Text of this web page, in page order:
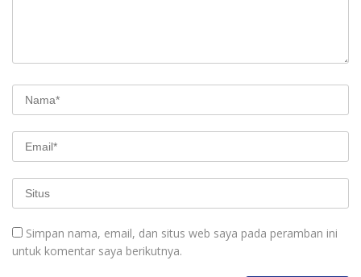
Simpan nama, email, dan situs web saya pada peramban ini
untuk komentar saya berikutnya.